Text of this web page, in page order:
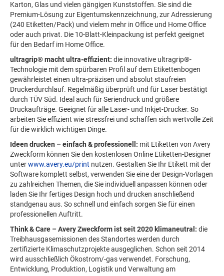
Karton, Glas und vielen gängigen Kunststoffen. Sie sind die
Premium-Lösung zur Eigentumskennzeichnung, zur Adressierung
(240 Etiketten/Pack) und vielem mehr in Office und Home Office
oder auch privat. Die 10-Blatt-Kleinpackung ist perfekt geeignet
für den Bedarf im Home Office.
ultragrip® macht ultra-effizient: die innovative ultragrip®-
Technologie mit dem spürbaren Profil auf dem Etikettenbogen
gewährleistet einen ultra-präzisen und absolut staufreien
Druckerdurchlauf. Regelmäßig überprüft und für Laser bestätigt
durch TÜV Süd. Ideal auch für Seriendruck und größere
Druckaufträge. Geeignet für alle Laser- und Inkjet-Drucker. So
arbeiten Sie effizient wie stressfrei und schaffen sich wertvolle Zeit
für die wirklich wichtigen Dinge.
Ideen drucken – einfach & professionell: mit Etiketten von Avery
Zweckform können Sie den kostenlosen Online Etiketten-Designer
unterwww.avery.eu/print nutzen. Gestalten Sie Ihr Etikett mit der
Software komplett selbst, verwenden Sie eine der Design-Vorlagen
zu zahlreichen Themen, die Sie individuell anpassen können oder
laden Sie Ihr fertiges Design hoch und drucken anschließend
standgenau aus. So schnell und einfach sorgen Sie für einen
professionellen Auftritt.
Think & Care – Avery Zweckform ist seit 2020 klimaneutral: die
Treibhausgasemissionen des Standortes werden durch
zertifizierte Klimaschutzprojekte ausgeglichen. Schon seit 2014
wird ausschließlich Ökostrom/-gas verwendet. Forschung,
Entwicklung, Produktion, Logistik und Verwaltung am